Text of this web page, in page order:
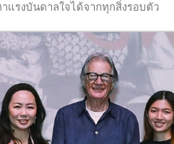
แรงบันดาลใจได้จากทุกสิ่งรอบตัว